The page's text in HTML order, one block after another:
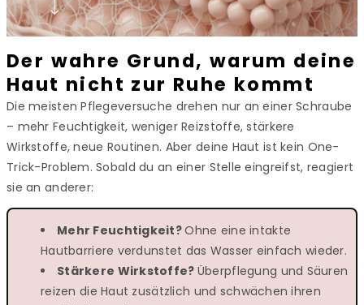
Der wahre Grund, warum deine
Haut nicht zur Ruhe kommt
Die meisten Pflegeversuche drehen nur an einer Schraube
– mehr Feuchtigkeit, weniger Reizstoffe, stärkere
Wirkstoffe, neue Routinen. Aber deine Haut ist kein One-
Trick-Problem. Sobald du an einer Stelle eingreifst, reagiert
sie an anderer:
Mehr Feuchtigkeit?Ohne eine intakte
Hautbarriere verdunstet das Wasser einfach wieder.
Stärkere Wirkstoffe? Überpflegung und Säuren
reizen die Haut zusätzlich und schwächen ihren